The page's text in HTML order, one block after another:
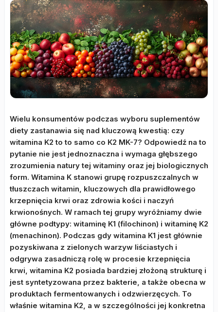
Wielu konsumentów podczas wyboru suplementów
diety zastanawia się nad kluczową kwestią: czy
witamina K2 to to samo co K2 MK-7? Odpowiedź na to
pytanie nie jest jednoznaczna i wymaga głębszego
zrozumienia natury tej witaminy oraz jej biologicznych
form. Witamina K stanowi grupę rozpuszczalnych w
tłuszczach witamin, kluczowych dla prawidłowego
krzepnięcia krwi oraz zdrowia kości i naczyń
krwionośnych. W ramach tej grupy wyróżniamy dwie
główne podtypy: witaminę K1 (filochinon) i witaminę K2
(menachinon). Podczas gdy witamina K1 jest głównie
pozyskiwana z zielonych warzyw liściastych i
odgrywa zasadniczą rolę w procesie krzepnięcia
krwi, witamina K2 posiada bardziej złożoną strukturę i
jest syntetyzowana przez bakterie, a także obecna w
produktach fermentowanych i odzwierzęcych. To
właśnie witamina K2, a w szczególności jej konkretna